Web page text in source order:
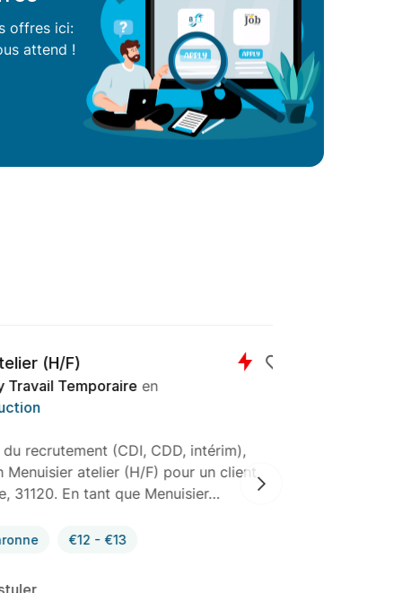
offres ici:
attend !
F)
Temporaireen
(CDI, CDD, intérim),
atelier (H/F) pour un client
En tant que Menuisier…
€12 - €13